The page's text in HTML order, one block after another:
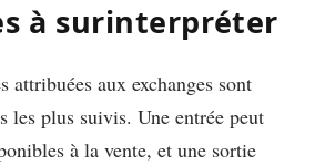
à surinterpréter
attribuées aux exchanges sont
les plus suivis. Une entrée peut
à la vente, et une sortie